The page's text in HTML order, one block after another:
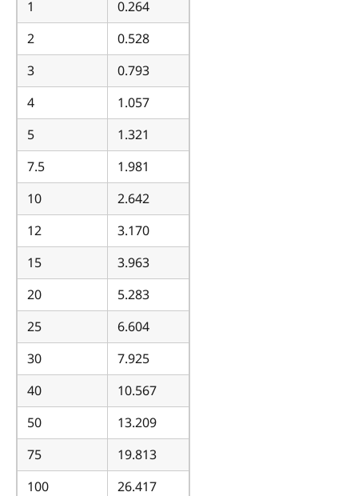
1
0.264
2
0.528
3
0.793
4
1.057
5
1.321
7.5
1.981
10
2.642
12
3.170
15
3.963
20
5.283
25
6.604
30
7.925
40
10.567
50
13.209
75
19.813
100
26.417